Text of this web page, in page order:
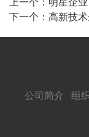
上一个： 明星企业
下一个： 高新技
公司简介 组